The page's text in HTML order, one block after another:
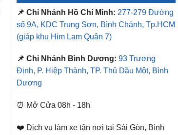
📌 Chi Nhánh Hồ Chí Minh: 277-279 Đường
số 9A, KDC Trung Sơn, Bình Chánh, Tp.HCM
(giáp khu Him Lam Quận 7)
📌 Chi Nhánh Bình Dương: 93 Trương
Định, P. Hiệp Thành, TP. Thủ Dầu Một, Bình
Dương
⏰ Mở Cửa 08h - 18h
❤️ Dịch vụ làm xe tận nơi tại Sài Gòn, Bình